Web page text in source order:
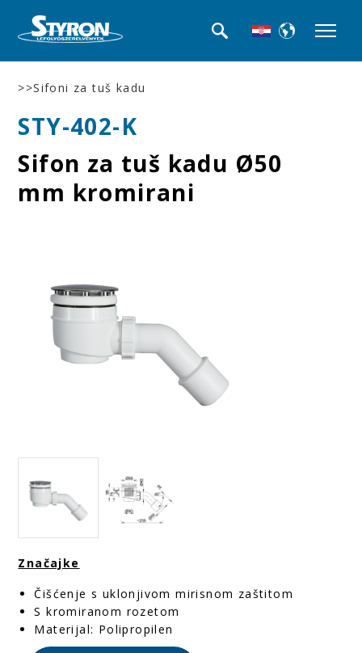
>>Sifoni za tuš kadu
STY-402-K
Sifon za tuš kadu Ø50
mm kromirani
Značajke
Čišćenje s uklonjivom mirisnom zaštitom
S kromiranom rozetom
Materijal: Polipropilen